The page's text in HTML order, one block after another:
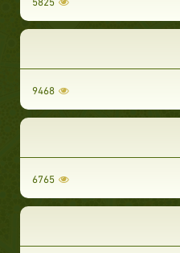
9468
6765